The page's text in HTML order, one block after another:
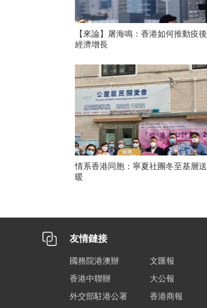
【來論】屠海鳴：香港如何推動疫後
經濟增長
情系香港同胞：寧夏社團冬至基層送
暖
友情鏈接
國務院港澳辦
文匯報
香港中聯辦
大公報
外交部駐港公署
香港商報